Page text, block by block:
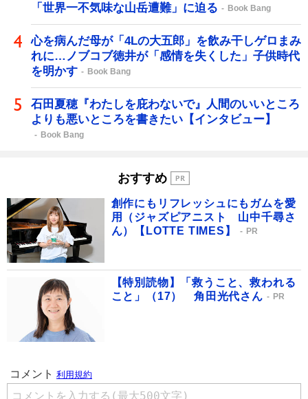
「世界一不気味な山岳遭難」に迫る
Book Bang
心を病んだ母が「4Lの大五郎」を飲み干しゲロまみ
れに…ノブコブ徳井が「感情を失くした」子供時代
を明かす
Book Bang
石田夏穂『わたしを庇わないで』人間のいいところ
よりも悪いところを書きたい【インタビュー】
Book Bang
おすすめ
創作にもリフレッシュにもガムを愛
用（ジャズピアニスト 山中千尋さ
ん）【LOTTE TIMES】
PR
【特別読物】「救うこと、救われる
こと」（17） 角田光代さん
PR